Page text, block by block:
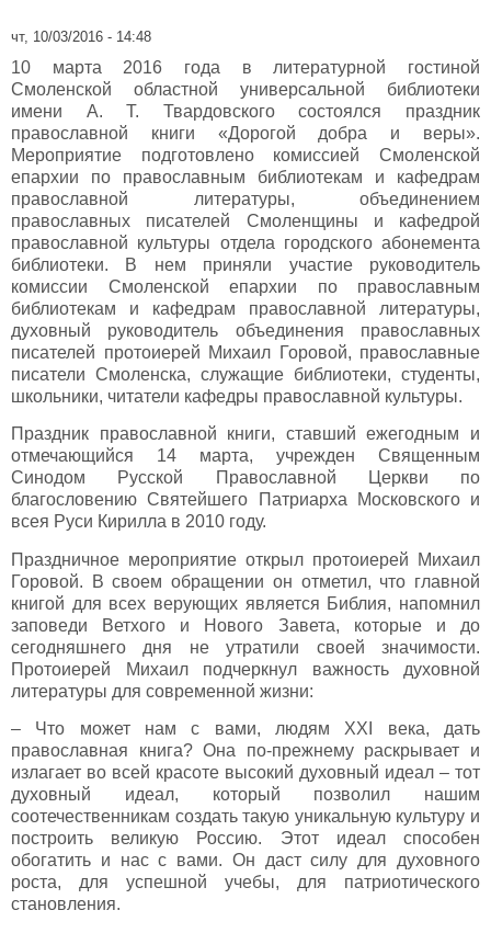
чт, 10/03/2016 - 14:48
10 марта 2016 года в литературной гостиной
Смоленской областной универсальной библиотеки
имени А. Т. Твардовского состоялся праздник
православной книги «Дорогой добра и веры».
Мероприятие подготовлено комиссией Смоленской
епархии по православным библиотекам и кафедрам
православной литературы, объединением
православных писателей Смоленщины и кафедрой
православной культуры отдела городского абонемента
библиотеки. В нем приняли участие руководитель
комиссии Смоленской епархии по православным
библиотекам и кафедрам православной литературы,
духовный руководитель объединения православных
писателей протоиерей Михаил Горовой, православные
писатели Смоленска, служащие библиотеки, студенты,
школьники, читатели кафедры православной культуры.
Праздник православной книги, ставший ежегодным и
отмечающийся 14 марта, учрежден Священным
Синодом Русской Православной Церкви по
благословению Святейшего Патриарха Московского и
всея Руси Кирилла в 2010 году.
Праздничное мероприятие открыл протоиерей Михаил
Горовой. В своем обращении он отметил, что главной
книгой для всех верующих является Библия, напомнил
заповеди Ветхого и Нового Завета, которые и до
сегодняшнего дня не утратили своей значимости.
Протоиерей Михаил подчеркнул важность духовной
литературы для современной жизни:
– Что может нам с вами, людям XXI века, дать
православная книга? Она по-прежнему раскрывает и
излагает во всей красоте высокий духовный идеал – тот
духовный идеал, который позволил нашим
соотечественникам создать такую уникальную культуру и
построить великую Россию. Этот идеал способен
обогатить и нас с вами. Он даст силу для духовного
роста, для успешной учебы, для патриотического
становления.